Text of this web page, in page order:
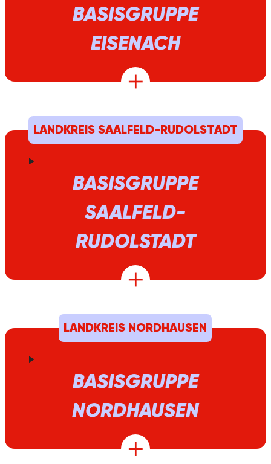
BASISGRUPPE
EISENACH
LANDKREIS SAALFELD-RUDOLSTADT
BASISGRUPPE
SAALFELD-
RUDOLSTADT
LANDKREIS NORDHAUSEN
BASISGRUPPE
NORDHAUSEN